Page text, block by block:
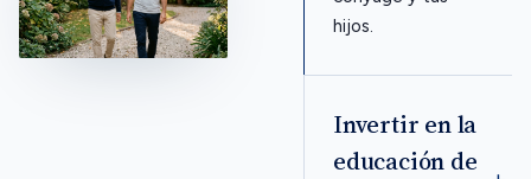
hijos.
Invertir en la
educación de